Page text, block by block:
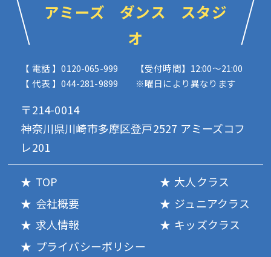
アミーズ ダンス スタジ
オ
【 電話 】0120-065-999
【 代表 】044-281-9899
【受付時間】12:00〜21:00
※曜日により異なります
〒214-0014
神奈川県川崎市多摩区登戸2527 アミーズコフ
レ201
TOP
会社概要
求人情報
大人クラス
ジュニアクラス
キッズクラス
プライバシーポリシー